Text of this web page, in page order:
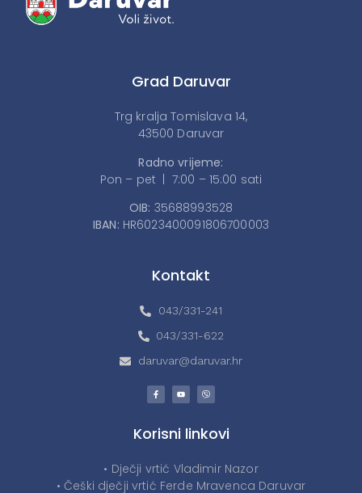
Grad Daruvar
Trg kralja Tomislava 14,
43500 Daruvar
Radno vrijeme:
Pon – pet | 7:00 – 15:00 sati
OIB: 35688993528
IBAN: HR6023400091806700003
Kontakt
043/331-241
043/331-622
daruvar@daruvar.hr
Korisni linkovi
• Dječji vrtić Vladimir Nazor
• Češki dječji vrtić Ferde Mravenca Daruvar